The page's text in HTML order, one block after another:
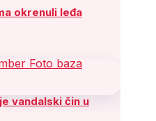
okrenuli leđa
vandalski čin u